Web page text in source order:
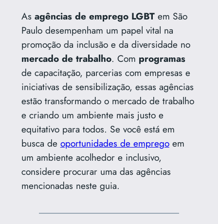
As agências de emprego LGBTem São
Paulo desempenham um papel vital na
promoção da inclusão e da diversidade no
mercado de trabalho. Com programas
de capacitação, parcerias com empresas e
iniciativas de sensibilização, essas agências
estão transformando o mercado de trabalho
e criando um ambiente mais justo e
equitativo para todos. Se você está em
busca de oportunidades de empregoem
um ambiente acolhedor e inclusivo,
considere procurar uma das agências
mencionadas neste guia.